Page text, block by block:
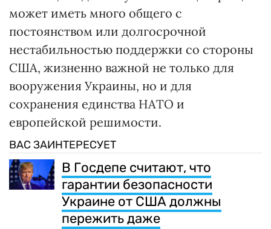
может иметь много общего с
постоянством или долгосрочной
нестабильностью поддержки со стороны
США, жизненно важной не только для
вооружения Украины, но и для
сохранения единства НАТО и
европейской решимости.
ВАС ЗАИНТЕРЕСУЕТ
В Госдепе считают, что
гарантии безопасности
Украине от США должны
пережить даже